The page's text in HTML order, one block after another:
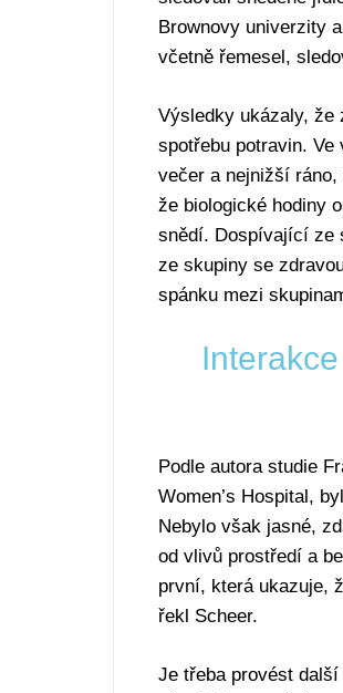
Brownovy univerzity
včetně řemesel,
Výsledky ukázaly, že
spotřebu potravin.
večer a nejnižší
že biologické hodiny
snědí. Dospívající ze
ze skupiny se
spánku mezi
Podle autora studie
Women’s Hospital,
Nebylo však jasné,
od vlivů prostředí a
první, která ukazuje,
řekl Scheer.
Je třeba provést